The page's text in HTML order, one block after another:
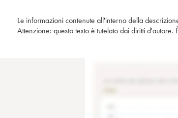
Le informazioni contenute all'interno della
Attenzione: questo testo è tutelato dai diritti